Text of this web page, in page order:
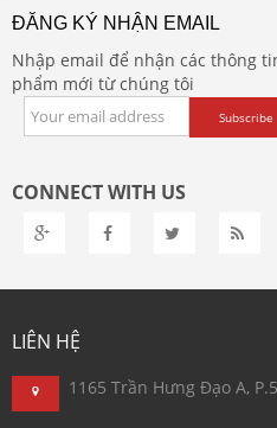
ĐĂNG KÝ NHẬN EMAIL
Nhập email để nhận các thông
phẩm mới từ chúng tôi
CONNECT WITH US
LIÊN HỆ
1165 Trần Hưng Đạo A,